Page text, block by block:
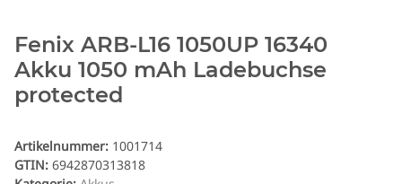
Fenix ARB‑L16 1050UP 16340
Akku 1050 mAh Ladebuchse
protected
Artikelnummer: 1001714
GTIN: 6942870313818